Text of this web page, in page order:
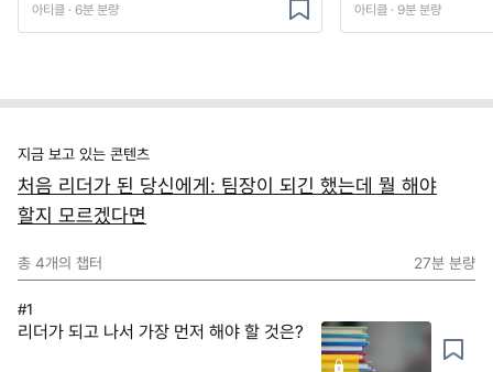
아티클 · 6분 분량 아티클 · 9분 분량
지금 보고 있는 콘텐츠
처음 리더가 된 당신에게: 팀장이 되긴 했는데 뭘 해야
할지 모르겠다면
총 4개의 챕터 27분 분량
#1
리더가 되고 나서 가장 먼저 해야 할 것은?